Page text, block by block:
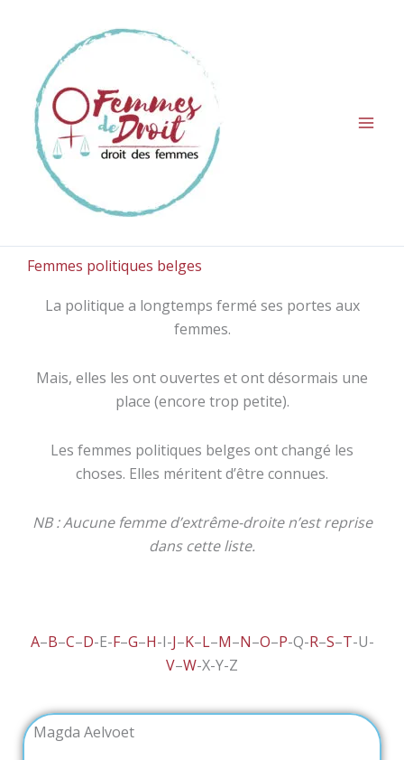
Femmes politiques belges
La politique a longtemps fermé ses portes aux
femmes.
Mais, elles les ont ouvertes et ont désormais une
place (encore trop petite).
Les femmes politiques belges ont changé les
choses. Elles méritent d’être connues.
NB : Aucune femme d’extrême-droite n’est reprise
dans cette liste.
A–B–C–D-E-F–G–H-I-J–K–L–M–N–O–P-Q-R–S–T-U-
V–W-X-Y-Z
Magda Aelvoet